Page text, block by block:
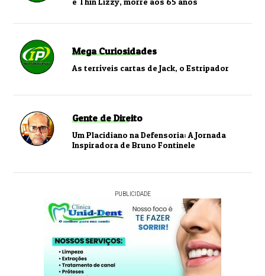
Mega Curiosidades
As terríveis cartas de Jack, o Estripador
Gente de Direito
Um Placidiano na Defensoria: A Jornada
Inspiradora de Bruno Fontinele
PUBLICIDADE